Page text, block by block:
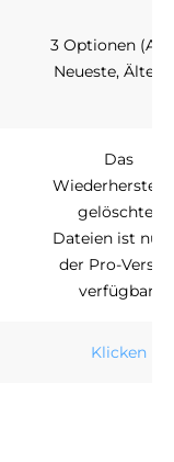
3 Optionen
Neueste,
Das
gelöschter
Dateien ist nur
der Pro-
verfügbar.
Klicken